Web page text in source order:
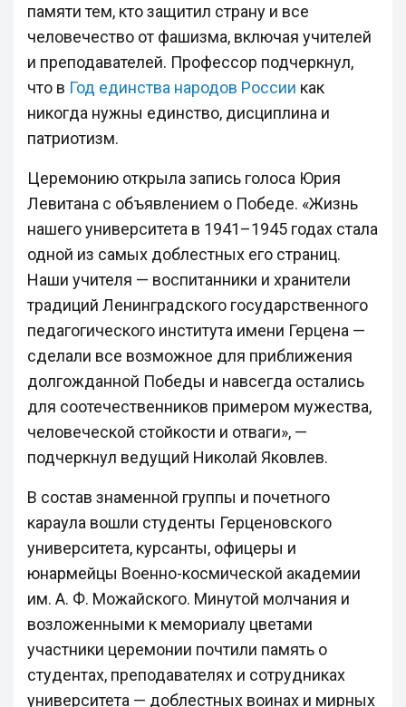
памяти тем, кто защитил страну и все
человечество от фашизма, включая учителей
и преподавателей. Профессор подчеркнул,
что в Год единства народов России как
никогда нужны единство, дисциплина и
патриотизм.
Церемонию открыла запись голоса Юрия
Левитана с объявлением о Победе. «Жизнь
нашего университета в 1941–1945 годах стала
одной из самых доблестных его страниц.
Наши учителя — воспитанники и хранители
традиций Ленинградского государственного
педагогического института имени Герцена —
сделали все возможное для приближения
долгожданной Победы и навсегда остались
для соотечественников примером мужества,
человеческой стойкости и отваги», —
подчеркнул ведущий Николай Яковлев.
В состав знаменной группы и почетного
караула вошли студенты Герценовского
университета, курсанты, офицеры и
юнармейцы Военно-космической академии
им. А. Ф. Можайского. Минутой молчания и
возложенными к мемориалу цветами
участники церемонии почтили память о
студентах, преподавателях и сотрудниках
университета — доблестных воинах и мирных